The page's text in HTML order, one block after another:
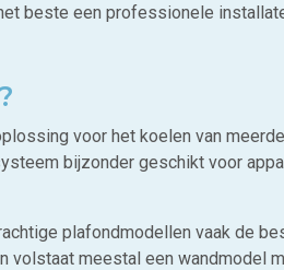
beste een professionele
voor het koelen van
bijzonder geschikt voor
plafondmodellen vaak de
volstaat meestal een wandmodel